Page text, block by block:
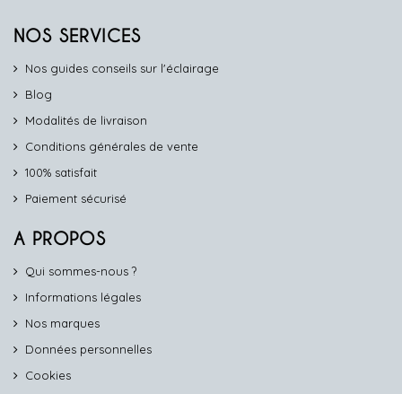
NOS SERVICES
Nos guides conseils sur l'éclairage
Blog
Modalités de livraison
Conditions générales de vente
100% satisfait
Paiement sécurisé
A PROPOS
Qui sommes-nous ?
Informations légales
Nos marques
Données personnelles
Cookies